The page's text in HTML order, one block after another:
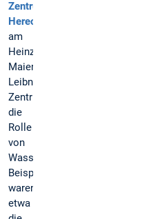
Zentrums
Hereon
am
Heinz
Maier-
Leibnitz
Zentrum
die
Rolle
von
Wasser.
Beispiele
waren
etwa